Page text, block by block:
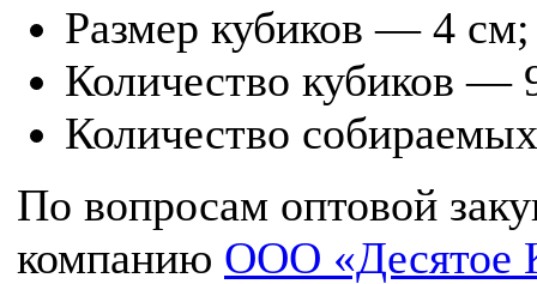
Размер кубиков — 4 см;
Количество кубиков —
Количество
По вопросам оптовой
компанию ООО «Десятое